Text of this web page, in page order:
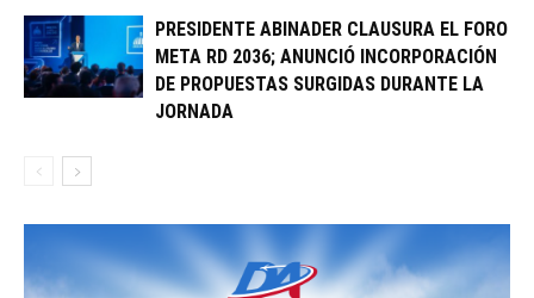
PRESIDENTE ABINADER CLAUSURA EL FORO
META RD 2036; ANUNCIÓ INCORPORACIÓN
DE PROPUESTAS SURGIDAS DURANTE LA
JORNADA